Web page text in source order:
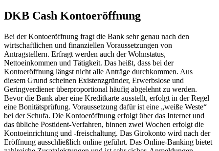
DKB Cash Kontoeröffnung
Bei der Kontoeröffnung fragt die Bank sehr genau nach den
wirtschaftlichen und finanziellen Voraussetzungen von
Antragstellern. Erfragt werden auch der Wohnstatus,
Nettoeinkommen und Tätigkeit. Das heißt, dass bei der
Kontoeröffnung längst nicht alle Anträge durchkommen. Aus
diesem Grund scheinen Existenzgründer, Erwerbslose und
Geringverdiener überproportional häufig abgelehnt zu werden.
Bevor die Bank aber eine Kreditkarte ausstellt, erfolgt in der Regel
eine Bonitätsprüfung. Voraussetzung dafür ist eine „weiße Weste“
bei der Schufa. Die Kontoeröffnung erfolgt über das Internet und
das übliche Postident-Verfahren, binnen zwei Wochen erfolgt die
Kontoeinrichtung und -freischaltung. Das Girokonto wird nach der
Eröffnung ausschließlich online geführt. Das Online-Banking bietet